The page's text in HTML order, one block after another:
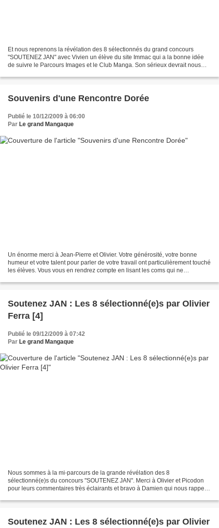
Et nous reprenons la révélation des 8 sélectionnés du grand concours
"SOUTENEZ JAN" avec Vivien un élève du site Immac qui a la bonne idée
de suivre le Parcours Images et le Club Manga. Son sérieux devrait nous
Souvenirs d'une Rencontre Dorée
Publié le 10/12/2009 à 06:00
Par Le grand Mangaque
Un énorme merci à Jean-Pierre et Olivier. Votre générosité, votre bonne
humeur et votre talent pour parler de votre travail ont particulièrement touché
les élèves. Vous vous en rendrez compte en lisant les coms qui ne
Soutenez JAN : Les 8 sélectionné(e)s par Olivier
Ferra [4]
Publié le 09/12/2009 à 07:42
Par Le grand Mangaque
Nous sommes à la mi-parcours de la grande révélation des 8
sélectionné(e)s du concours "SOUTENEZ JAN". Merci à Olivier et Picodon
pour leurs commentaires très éclairants et bravo à Damien qui nous rappelle
Soutenez JAN : Les 8 sélectionné(e)s par Olivier